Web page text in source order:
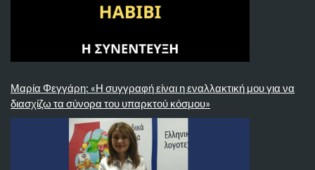
Μαρία Φεγγάρη: «Η συγγραφή είναι η εναλλακτική μου για να
διασχίζω τα σύνορα του υπαρκτού κόσμου»